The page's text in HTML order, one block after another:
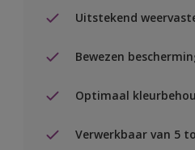
Uitstekend
Bewezen
Optimaal
Verwerkbaar van 5